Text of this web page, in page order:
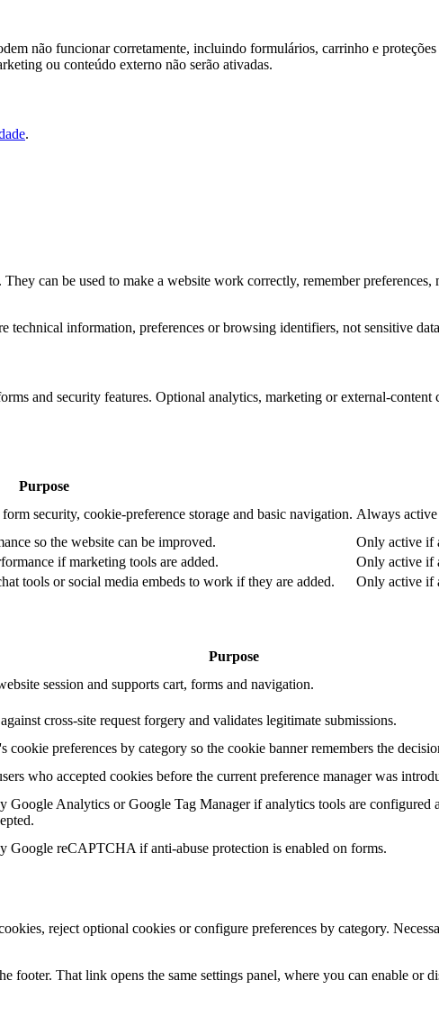
não funcionar corretamente, incluindo formulários, carrinho e
ou conteúdo externo não serão ativadas.
.
can be used to make a website work correctly, remember preferences,
information, preferences or browsing identifiers, not sensitive
and security features. Optional analytics, marketing or external-content
Purpose
security, cookie-preference storage and basic navigation. Always
so the website can be improved.
Only active if
if marketing tools are added.
Only active if
tools or social media embeds to work if they are added. Only active if
Purpose
session and supports cart, forms and navigation.
cross-site request forgery and validates legitimate submissions.
cookie preferences by category so the cookie banner remembers the
who accepted cookies before the current preference manager was
Google Analytics or Google Tag Manager if analytics tools are configured
Google reCAPTCHA if anti-abuse protection is enabled on forms.
reject optional cookies or configure preferences by category.
That link opens the same settings panel, where you can enable or